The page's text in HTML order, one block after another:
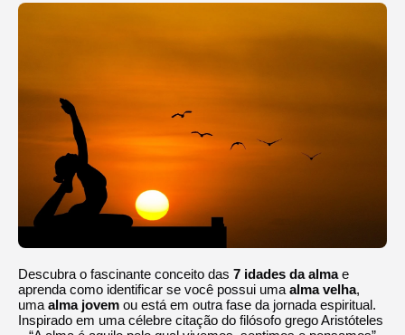
Descubra o fascinante conceito das 7 idades da almae
aprenda como identificar se você possui umaalma velha,
umaalma jovem ou está em outra fase da jornada espiritual.
Inspirado em uma célebre citação do filósofo grego Aristóteles